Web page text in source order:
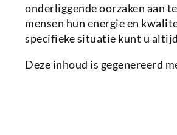
onderliggende oorzaken aan
mensen hun energie en
specifieke situatie kunt u altijd
Deze inhoud is gegenereerd